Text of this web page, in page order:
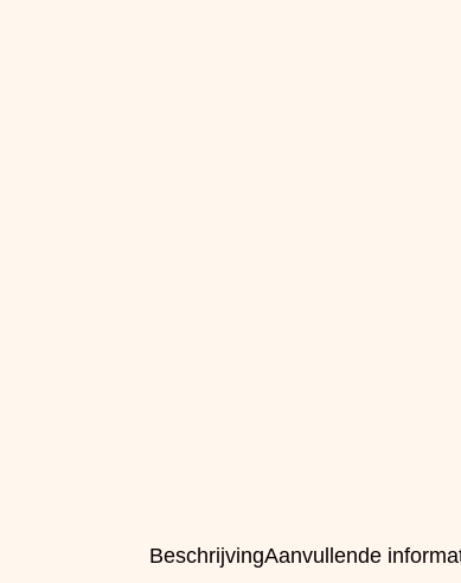
BeschrijvingAanvullende